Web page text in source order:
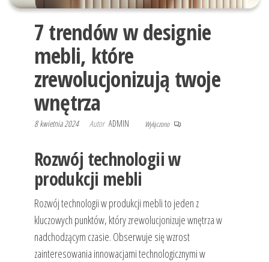
7 trendów w designie
mebli, które
zrewolucjonizują twoje
wnętrza
8 kwietnia 2024 Autor ADMIN Wyłączono
Rozwój technologii w
produkcji mebli
Rozwój technologii w produkcji mebli to jeden z
kluczowych punktów, który zrewolucjonizuje wnętrza w
nadchodzącym czasie. Obserwuje się wzrost
zainteresowania innowacjami technologicznymi w